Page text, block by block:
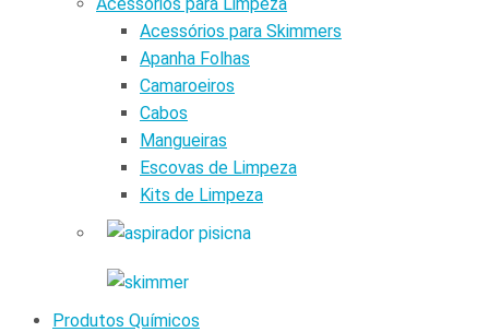
Acessórios para Skimmers
Apanha Folhas
Camaroeiros
Cabos
Mangueiras
Escovas de Limpeza
Kits de Limpeza
Produtos Químicos